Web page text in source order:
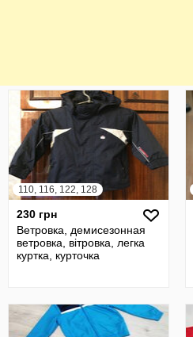
110, 116, 122, 128
230 грн
Ветровка, демисезонная
ветровка, вітровка, легка
куртка, курточка